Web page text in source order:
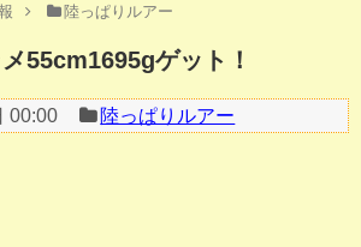
陸っぱりルアー
55cm1695gゲット！
00:00 陸っぱりルアー